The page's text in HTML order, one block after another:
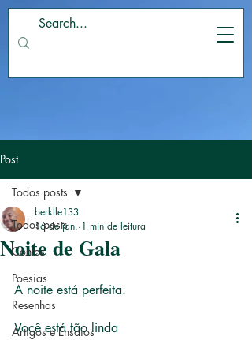
Post
Todos posts
Contos
Poesias
Resenhas
Artigos e Ensaios
Todos posts
Noite de Gala
berklle133
16 de jan. 1 min de leitura
A noite está perfeita.
Você está tão linda